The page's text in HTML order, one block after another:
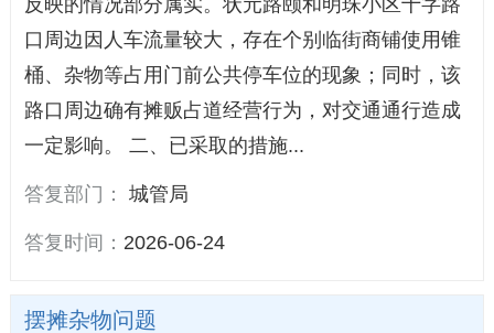
口周边因人车流量较大，存在个别临街商铺使用锥
桶、杂物等占用门前公共停车位的现象；同时，该
路口周边确有摊贩占道经营行为，对交通通行造成
一定影响。 二、已采取的措施...
答复部门： 城管局
答复时间： 2026-06-24
摆摊杂物问题